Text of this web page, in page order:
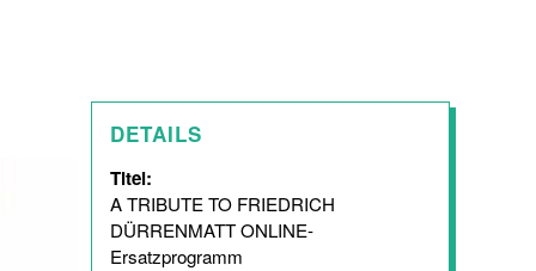
DETAILS
Titel:
A TRIBUTE TO FRIEDRICH
DÜRRENMATT ONLINE-
Ersatzprogramm